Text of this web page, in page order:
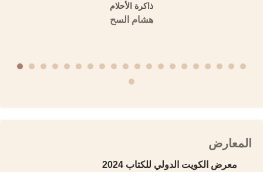
ذاكرة الأحلام
هشام السح
المعارض
معرض الكويت الدولي للكتاب 2024